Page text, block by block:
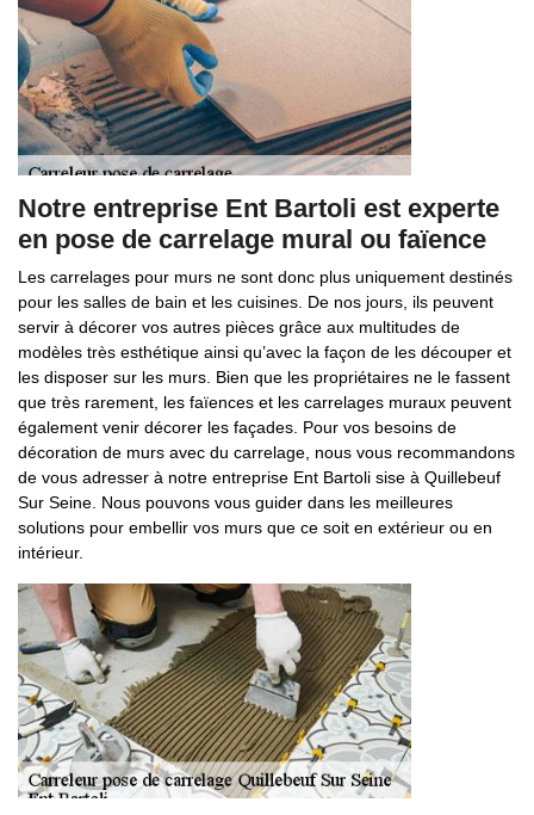
Notre entreprise Ent Bartoli est experte
en pose de carrelage mural ou faïence
Les carrelages pour murs ne sont donc plus uniquement destinés
pour les salles de bain et les cuisines. De nos jours, ils peuvent
servir à décorer vos autres pièces grâce aux multitudes de
modèles très esthétique ainsi qu’avec la façon de les découper et
les disposer sur les murs. Bien que les propriétaires ne le fassent
que très rarement, les faïences et les carrelages muraux peuvent
également venir décorer les façades. Pour vos besoins de
décoration de murs avec du carrelage, nous vous recommandons
de vous adresser à notre entreprise Ent Bartoli sise à Quillebeuf
Sur Seine. Nous pouvons vous guider dans les meilleures
solutions pour embellir vos murs que ce soit en extérieur ou en
intérieur.